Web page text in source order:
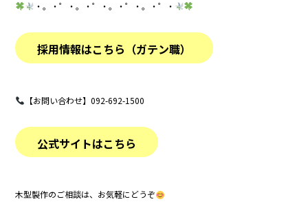
・。・゜・。・゜・。・゜・。・゜・
採用情報はこちら（ガテン職）
【お問い合わせ】092-692-1500
公式サイトはこちら
木型製作のご相談は、お気軽にどうぞ